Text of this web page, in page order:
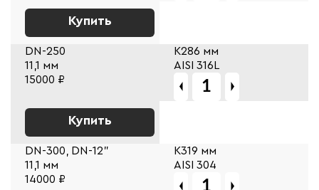
Купить
DN-250
К286 мм
11,1 мм
AISI 316L
15000 ₽
Купить
DN-300, DN-12"
К319 мм
11,1 мм
AISI 304
14000 ₽